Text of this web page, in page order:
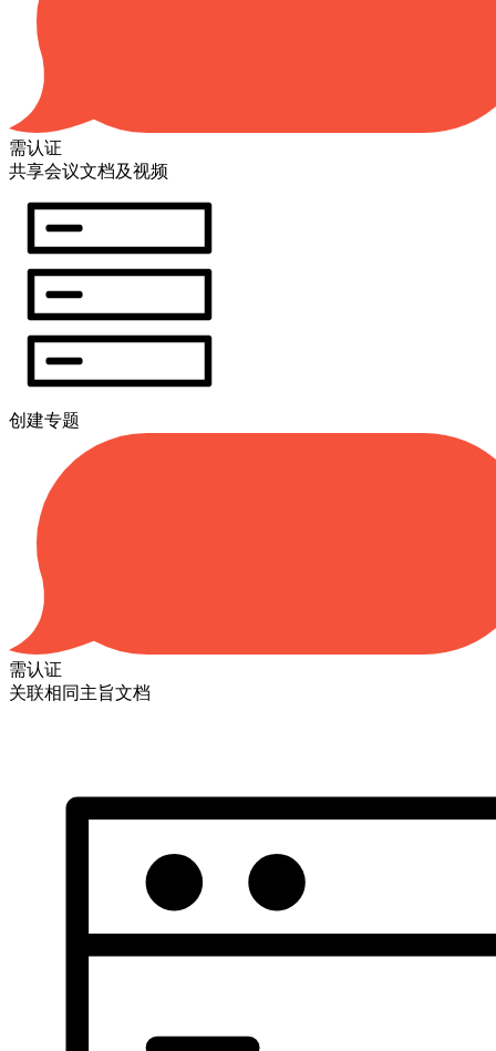
需认证
共享会议文档及视频
创建专题
需认证
关联相同主旨文档